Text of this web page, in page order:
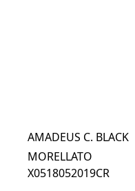
AMADEUS C. BLACK
MORELLATO
X0518052019CR